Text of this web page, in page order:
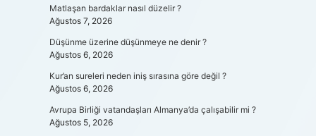
Matlaşan bardaklar nasıl düzelir ?
Ağustos 7, 2026
Düşünme üzerine düşünmeye ne denir ?
Ağustos 6, 2026
Kur’an sureleri neden iniş sırasına göre değil ?
Ağustos 6, 2026
Avrupa Birliği vatandaşları Almanya’da çalışabilir mi ?
Ağustos 5, 2026